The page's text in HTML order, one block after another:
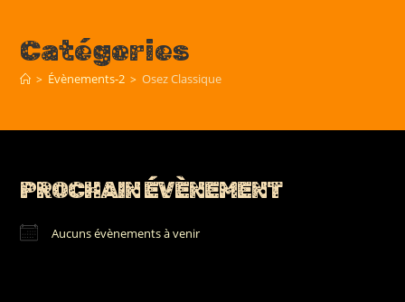
contentCatégories
> Évènements-2 > Osez Classique
PROCHAIN ÉVÈNEMENT
Aucuns évènements à venir